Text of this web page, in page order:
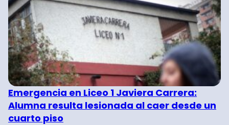
Emergencia en Liceo 1 Javiera Carrera:
Alumna resulta lesionada al caer desde un
cuarto piso